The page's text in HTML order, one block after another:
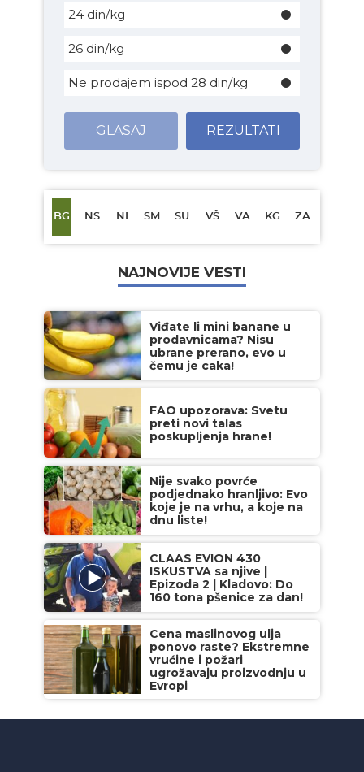
24 din/kg
26 din/kg
Ne prodajem ispod 28 din/kg
GLASAJ REZULTATI
BG NS NI SM SU VŠ VA KG ZA
NAJNOVIJE VESTI
Viđate li mini banane u
prodavnicama? Nisu
ubrane prerano, evo u
čemu je caka!
FAO upozorava: Svetu
preti novi talas
poskupljenja hrane!
Nije svako povrće
podjednako hranljivo: Evo
koje je na vrhu, a koje na
dnu liste!
CLAAS EVION 430
ISKUSTVA sa njive |
Epizoda 2 | Kladovo: Do
160 tona pšenice za dan!
Cena maslinovog ulja
ponovo raste? Ekstremne
vrućine i požari
ugrožavaju proizvodnju u
Evropi